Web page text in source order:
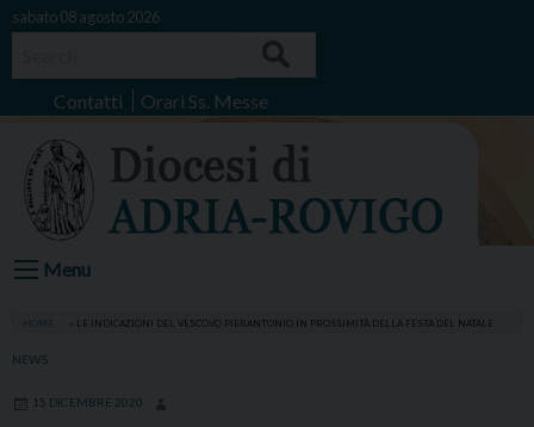
Skip
sabato 08 agosto 2026
Contatti Orari Ss. Messe
Menu
HOME LE INDICAZIONI DEL VESCOVO PIERANTONIO IN PROSSIMITÀ DELLA FESTA DEL NATALE
NEWS
15 DICEMBRE 2020